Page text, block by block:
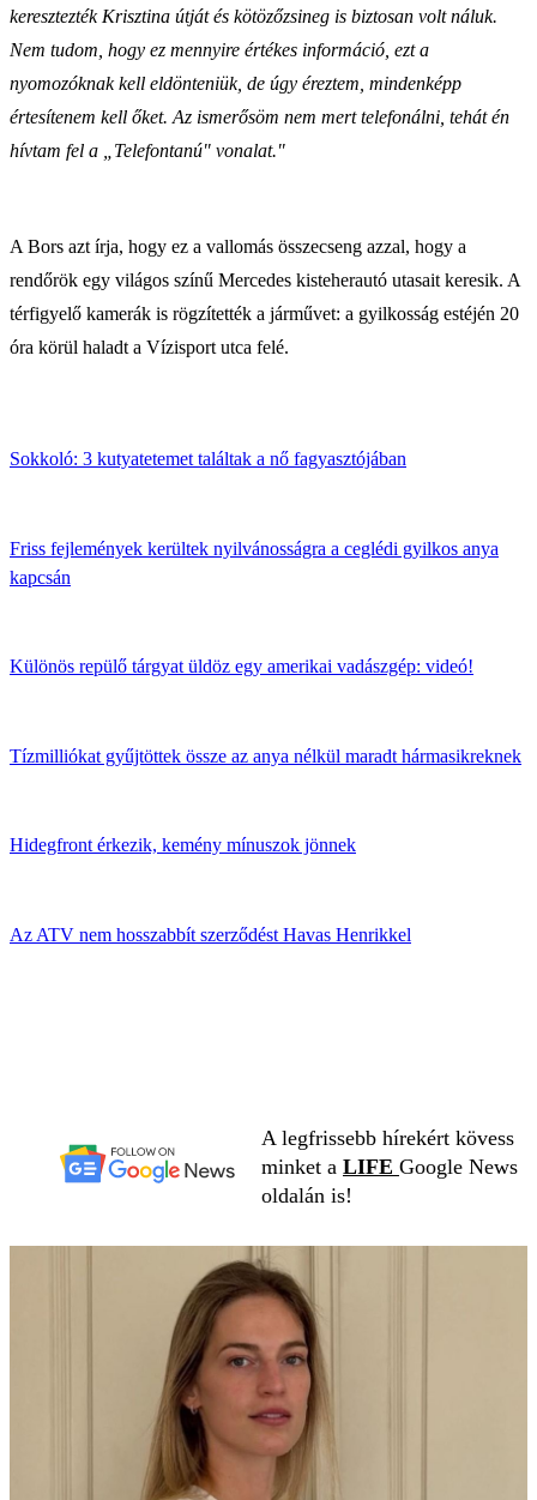
keresztezték Krisztina útját és kötözőzsineg is biztosan volt náluk.
Nem tudom, hogy ez mennyire értékes információ, ezt a
nyomozóknak kell eldönteniük, de úgy éreztem, mindenképp
értesítenem kell őket. Az ismerősöm nem mert telefonálni, tehát én
hívtam fel a „Telefontanú" vonalat."
A Bors azt írja, hogy ez a vallomás összecseng azzal, hogy a
rendőrök egy világos színű Mercedes kisteherautó utasait keresik. A
térfigyelő kamerák is rögzítették a járművet: a gyilkosság estéjén 20
óra körül haladt a Vízisport utca felé.
Sokkoló: 3 kutyatetemet találtak a nő fagyasztójában
Friss fejlemények kerültek nyilvánosságra a ceglédi gyilkos anya
kapcsán
Különös repülő tárgyat üldöz egy amerikai vadászgép: videó!
Tízmilliókat gyűjtöttek össze az anya nélkül maradt hármasikreknek
Hidegfront érkezik, kemény mínuszok jönnek
Az ATV nem hosszabbít szerződést Havas Henrikkel
A legfrissebb hírekért kövess
minket a LIFE Google News
oldalán is!